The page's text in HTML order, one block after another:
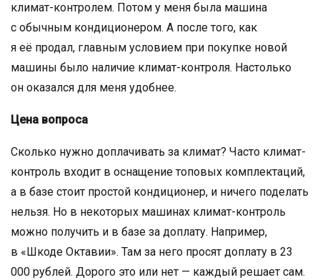
климат-контролем. Потом у меня была машина
с обычным кондиционером. А после того, как
я её продал, главным условием при покупке новой
машины было наличие климат-контроля. Настолько
он оказался для меня удобнее.
Цена вопроса
Сколько нужно доплачивать за климат? Часто климат-
контроль входит в оснащение топовых комплектаций,
а в базе стоит простой кондиционер, и ничего поделать
нельзя. Но в некоторых машинах климат-контроль
можно получить и в базе за доплату. Например,
в «Шкоде Октавии». Там за него просят доплату в 23
000 рублей. Дорого это или нет — каждый решает сам.